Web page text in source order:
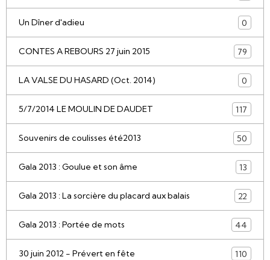
Un Dîner d'adieu 0
CONTES A REBOURS 27 juin 2015 79
LA VALSE DU HASARD (Oct. 2014) 0
5/7/2014 LE MOULIN DE DAUDET 117
Souvenirs de coulisses été2013 50
Gala 2013 : Goulue et son âme 13
Gala 2013 : La sorcière du placard aux balais 22
Gala 2013 : Portée de mots 44
30 juin 2012 - Prévert en fête 110